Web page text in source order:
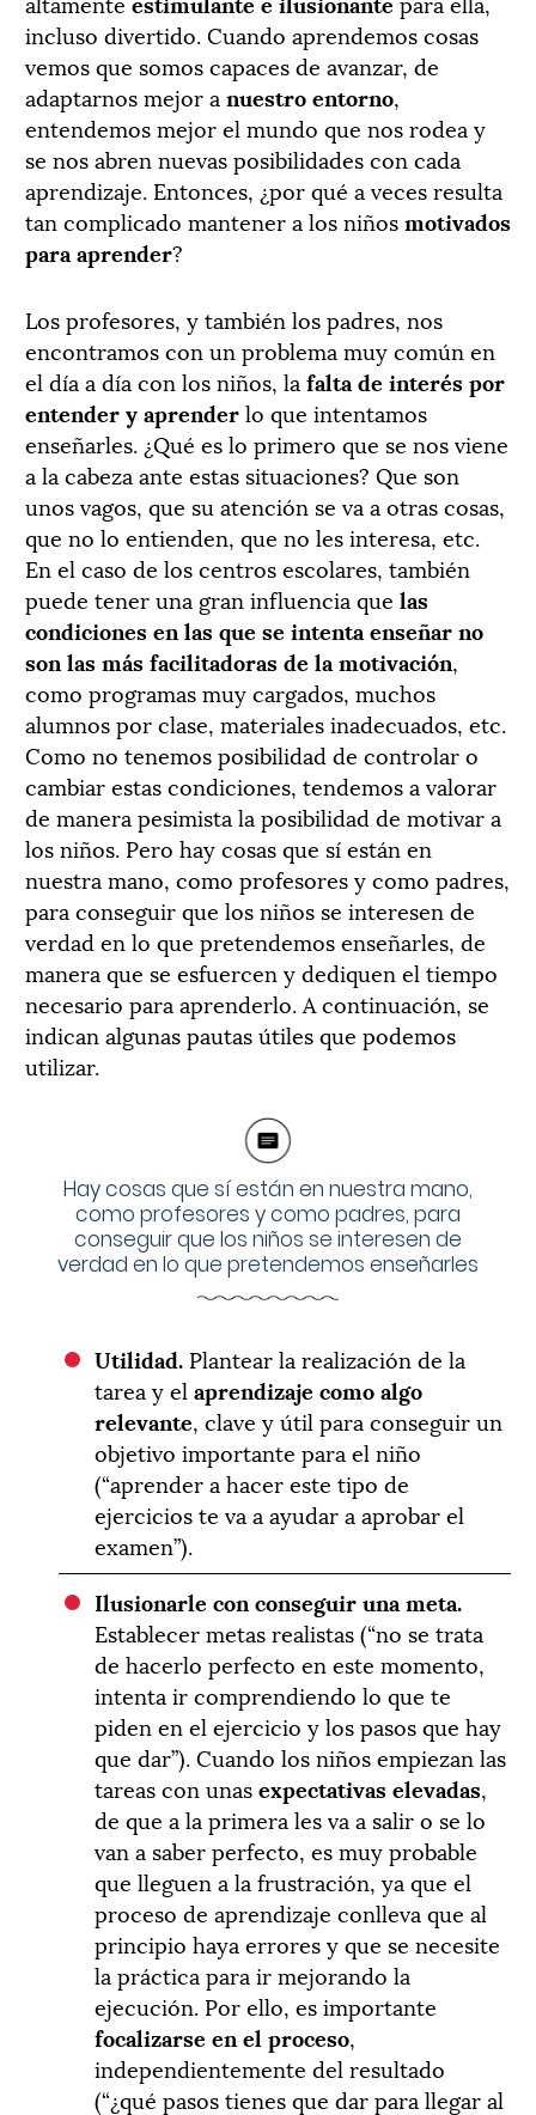
incluso divertido. Cuando aprendemos cosas
vemos que somos capaces de avanzar, de
adaptarnos mejor a nuestro entorno,
entendemos mejor el mundo que nos rodea y
se nos abren nuevas posibilidades con cada
aprendizaje. Entonces, ¿por qué a veces resulta
tan complicado mantener a los niñosmotivados
para aprender?
Los profesores, y también los padres, nos
encontramos con un problema muy común en
el día a día con los niños, la falta de interés por
entender y aprenderlo que intentamos
enseñarles. ¿Qué es lo primero que se nos viene
a la cabeza ante estas situaciones? Que son
unos vagos, que su atención se va a otras cosas,
que no lo entienden, que no les interesa, etc.
En el caso de los centros escolares, también
puede tener una gran influencia que las
condiciones en las que se intenta enseñar no
son las más facilitadoras de la motivación,
como programas muy cargados, muchos
alumnos por clase, materiales inadecuados, etc.
Como no tenemos posibilidad de controlar o
cambiar estas condiciones, tendemos a valorar
de manera pesimista la posibilidad de motivar a
los niños. Pero hay cosas que sí están en
nuestra mano, como profesores y como padres,
para conseguir que los niños se interesen de
verdad en lo que pretendemos enseñarles, de
manera que se esfuercen y dediquen el tiempo
necesario para aprenderlo. A continuación, se
indican algunas pautas útiles que podemos
utilizar.
Hay cosas que sí están en nuestra mano,
como profesores y como padres, para
conseguir que los niños se interesen de
verdad en lo que pretendemos enseñarles
Utilidad. Plantear la realización de la
tarea y elaprendizaje como algo
relevante, clave y útil para conseguir un
objetivo importante para el niño
(“aprender a hacer este tipo de
ejercicios te va a ayudar a aprobar el
examen”).
Ilusionarle con conseguir una meta.
Establecer metas realistas (“no se trata
de hacerlo perfecto en este momento,
intenta ir comprendiendo lo que te
piden en el ejercicio y los pasos que hay
que dar”). Cuando los niños empiezan las
tareas con unasexpectativas elevadas,
de que a la primera les va a salir o se lo
van a saber perfecto, es muy probable
que lleguen a la frustración, ya que el
proceso de aprendizaje conlleva que al
principio haya errores y que se necesite
la práctica para ir mejorando la
ejecución. Por ello, es importante
focalizarse en el proceso,
independientemente del resultado
(“¿qué pasos tienes que dar para llegar al